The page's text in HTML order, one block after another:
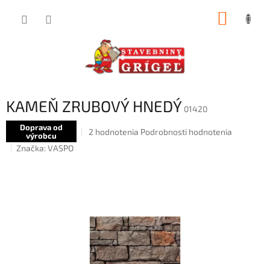
KAMEŇ ZRUBOVÝ HNEDÝ 01420
Doprava od
výrobcu
Priemerné
2 hodnotenia Podrobnosti hodnotenia
Značka:VASPO